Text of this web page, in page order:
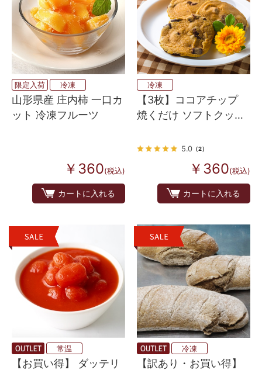
限定入荷 冷凍
山形県産 庄内柿 一口カ
ット 冷凍フルーツ
￥360(税込)
カートに入れる
冷凍
【3枚】ココアチップ
焼くだけ ソフトクッキ
ームメイドタイプ）
5.0（2）
￥360(税込)
カートに入れる
常温
【お買い得】 ダッテリ
冷凍
【訳あり・お買い得】